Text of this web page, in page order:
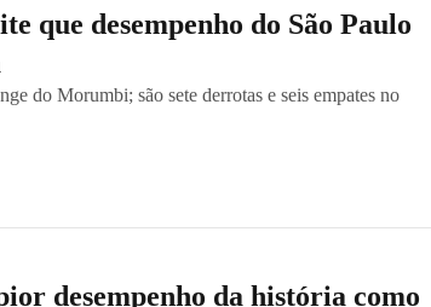
que desempenho do São Paulo
do Morumbi; são sete derrotas e seis empates no
desempenho da história como